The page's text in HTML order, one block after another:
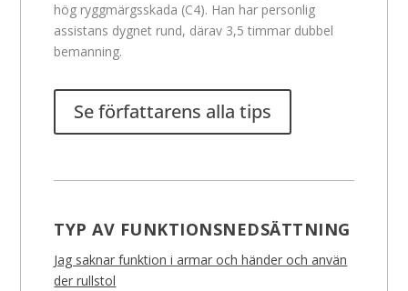
hög ryggmärgsskada (C4). Han har personlig
assistans dygnet rund, därav 3,5 timmar dubbel
bemanning.
Se författarens alla tips
TYP AV FUNKTIONSNEDSÄTTNING
Jag saknar funktion i armar och händer och använ
der rullstol